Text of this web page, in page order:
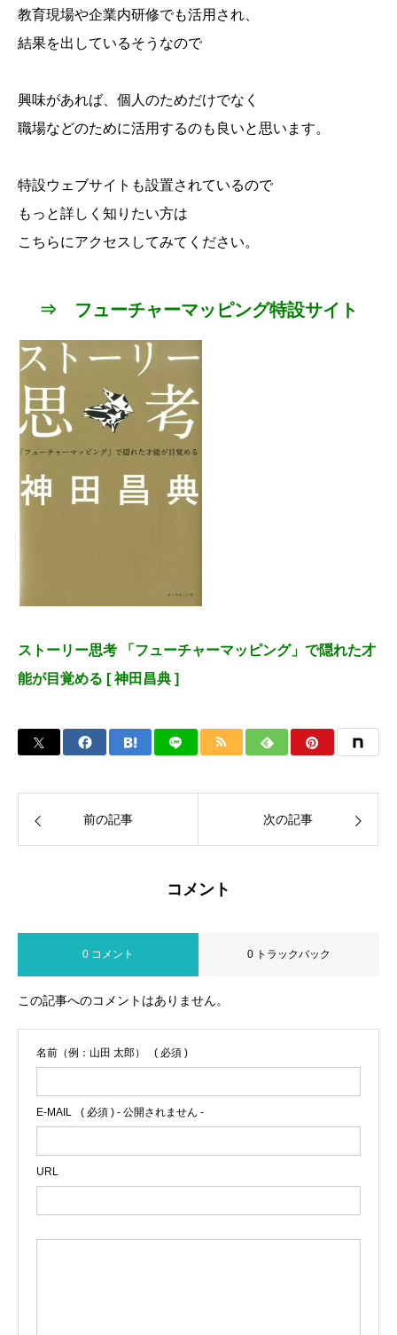
教育現場や企業内研修でも活用され、
結果を出しているそうなので
興味があれば、個人のためだけでなく
職場などのために活用するのも良いと思います。
特設ウェブサイトも設置されているので
もっと詳しく知りたい方は
こちらにアクセスしてみてください。
⇒ フューチャーマッピング特設サイト
ストーリー思考 「フューチャーマッピング」で隠れた才
能が目覚める [ 神田昌典 ]
前の記事 次の記事
コメント
0 コメント 0 トラックバック
この記事へのコメントはありません。
名前（例：山田 太郎） ( 必須 )
E-MAIL ( 必須 ) - 公開されません -
URL